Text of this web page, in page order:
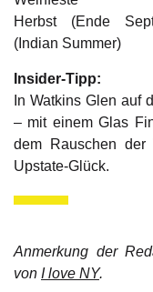
Herbst (Ende
(Indian Summer)
Insider-Tipp:
In Watkins Glen auf
– mit einem Glas
dem Rauschen der
Upstate-Glück.
Anmerkung der
von I love NY.